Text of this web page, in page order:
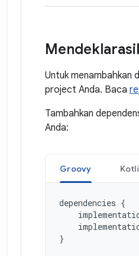
Untuk menambahkan
project Anda. Baca
Tambahkan
Anda:
Groovy
dependencies {
}